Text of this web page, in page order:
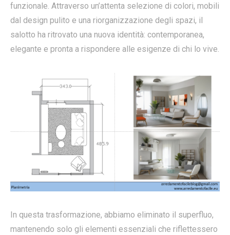
funzionale. Attraverso un’attenta selezione di colori, mobili
dal design pulito e una riorganizzazione degli spazi, il
salotto ha ritrovato una nuova identità: contemporanea,
elegante e pronta a rispondere alle esigenze di chi lo vive.
In questa trasformazione, abbiamo eliminato il superfluo,
mantenendo solo gli elementi essenziali che riflettessero